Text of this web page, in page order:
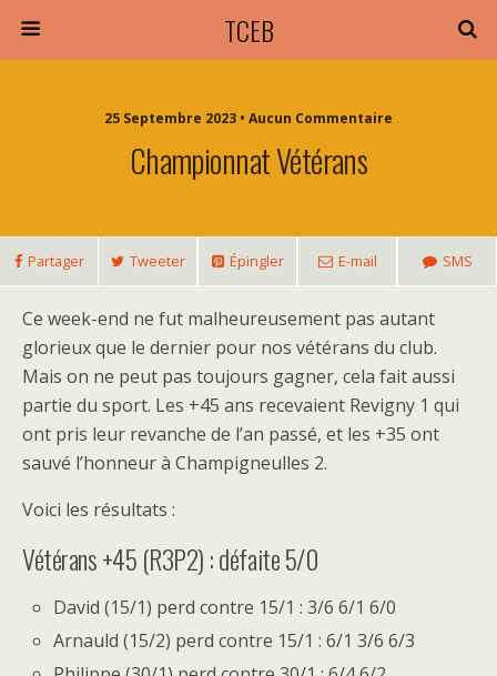
TCEB
25 Septembre 2023 • Aucun Commentaire
Championnat Vétérans
Partager Tweeter Épingler E-mail SMS
Ce week-end ne fut malheureusement pas autant
glorieux que le dernier pour nos vétérans du club.
Mais on ne peut pas toujours gagner, cela fait aussi
partie du sport. Les +45 ans recevaient Revigny 1 qui
ont pris leur revanche de l’an passé, et les +35 ont
sauvé l’honneur à Champigneulles 2.
Voici les résultats :
Vétérans +45 (R3P2) : défaite 5/0
David (15/1) perd contre 15/1 : 3/6 6/1 6/0
Arnauld (15/2) perd contre 15/1 : 6/1 3/6 6/3